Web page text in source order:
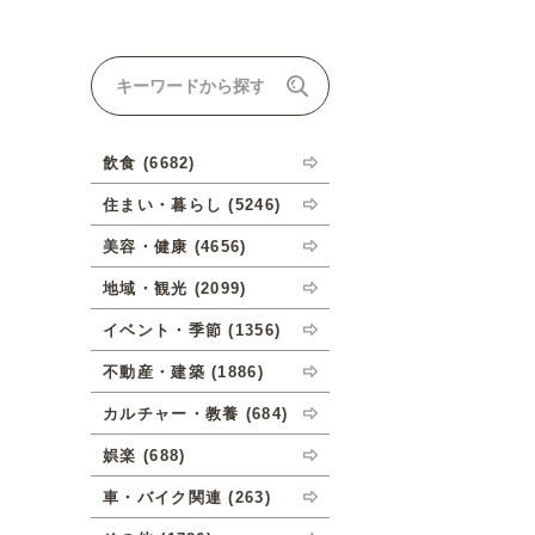
飲食 (6682)
住まい・暮らし (5246)
美容・健康 (4656)
地域・観光 (2099)
イベント・季節 (1356)
不動産・建築 (1886)
カルチャー・教養 (684)
娯楽 (688)
車・バイク関連 (263)